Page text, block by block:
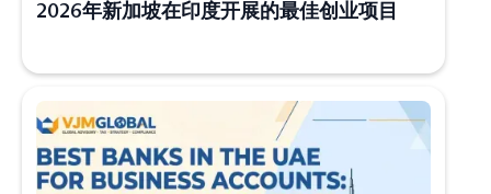
2026年新加坡在印度开展的最佳创业项目